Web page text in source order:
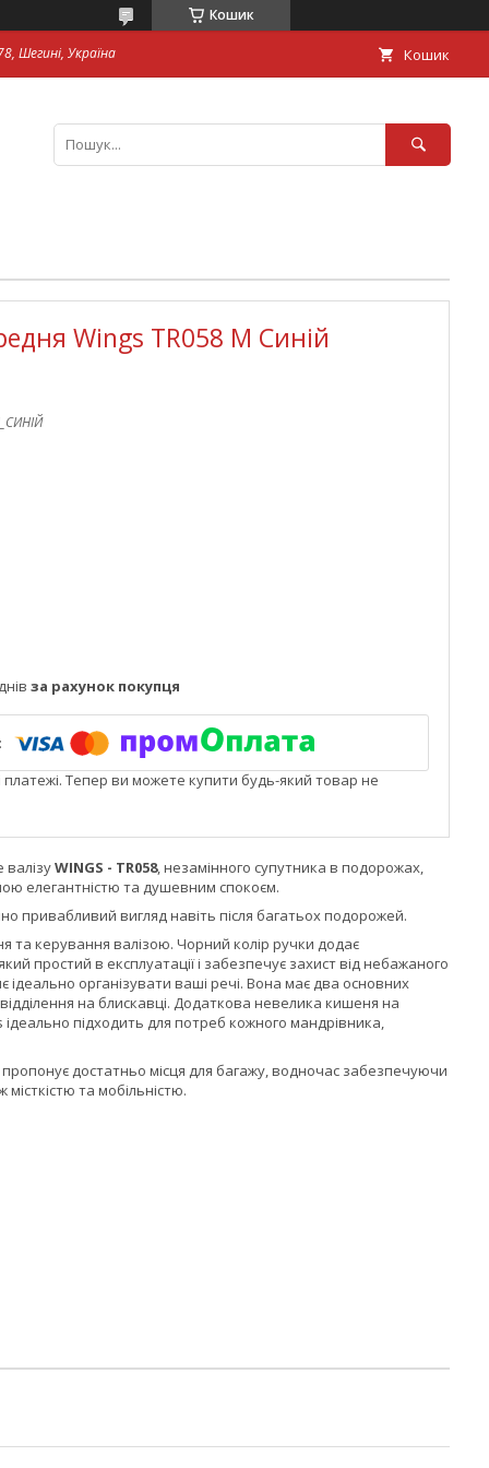
Кошик
Шегині, Україна Кошик
Wings TR058 M Синій
за рахунок покупця
платежі. Тепер ви можете купити будь-який товар не
WINGS - TR058, незамінного супутника в подорожах,
елегантністю та душевним спокоєм.
привабливий вигляд навіть після багатьох подорожей.
та керування валізою. Чорний колір ручки додає
простий в експлуатації і забезпечує захист від небажаного
ідеально організувати ваші речі. Вона має два основних
на блискавці. Додаткова невелика кишеня на
ідеально підходить для потреб кожного мандрівника,
достатньо місця для багажу, водночас забезпечуючи
місткістю та мобільністю.